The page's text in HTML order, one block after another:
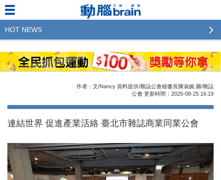
作者：文/Nancy 資料提供/雜誌公會秘書長陳淑婉 圖/雜誌
公會 更新時間：2025-08-25 16:19
連結世界 促進產業活絡 臺北市雜誌商業同業公會
HOT NEWS
2023行銷傳播傑出貢獻獎 啟動徵件！期許參賽作品
更創新及具影響力
2022行銷傳播傑出貢獻獎得獎名單揭曉，近400位行
銷傳播人共襄盛舉！The Winners of 2022《Brain》
Excellence Agency& Advertiser of the year
LINE 推出「AI 肖像」新功能 體驗專業棚拍的高質
2023台灣民生快消品牌排行 14億次國民消費揭曉品
牌足跡贏家